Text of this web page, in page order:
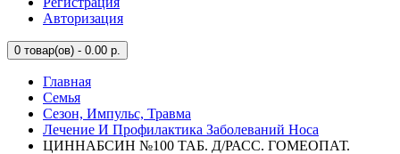
Авторизация
0 товар(ов) - 0.00 р.
Главная
Семья
Сезон, Импульс, Травма
Лечение И Профилактика Заболеваний Носа
ЦИННАБСИН №100 ТАБ. Д/РАСС. ГОМЕОПАТ.